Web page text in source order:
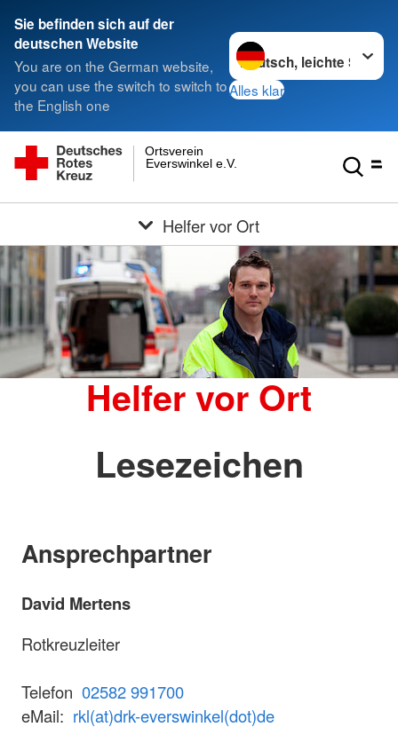
Sie befinden sich auf der
deutschen Website
You are on the German website,
you can use the switch to switch to
the English one
Sprache wechseln zu
Alles klar
Everswinkel e.V.
Ortsverein
Helfer vor Ort
Helfer vor Ort
Lesezeichen
Ansprechpartner
David Mertens
Rotkreuzleiter
Telefon 02582 991700
eMail: rkl(at)drk-everswinkel(dot)de